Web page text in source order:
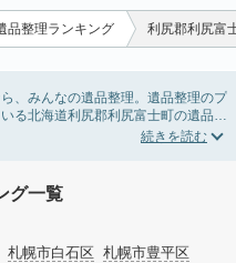
品整理ランキング 利尻郡利尻富
、みんなの遺品整理。遺品整理のプ
る北海道利尻郡利尻富士町の遺品整
対応してくれる実家の片付け業者や
検索してみましょう。
る時期などお役立ち情報も豊富なの
グ一覧
札幌市白石区 札幌市豊平区